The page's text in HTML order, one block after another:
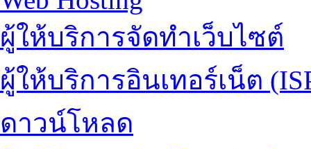
ผู้ให้บริการจัดทำเว็บไซต์
ผู้ให้บริการอินเทอร์เน็ต
ดาวน์โหลด